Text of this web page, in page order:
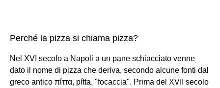
Perché la pizza si chiama pizza?
Nel XVI secolo a Napoli a un pane schiacciato venne
dato il nome di pizza che deriva, secondo alcune fonti dal
greco antico πίττα, pítta, "focaccia". Prima del XVII secolo